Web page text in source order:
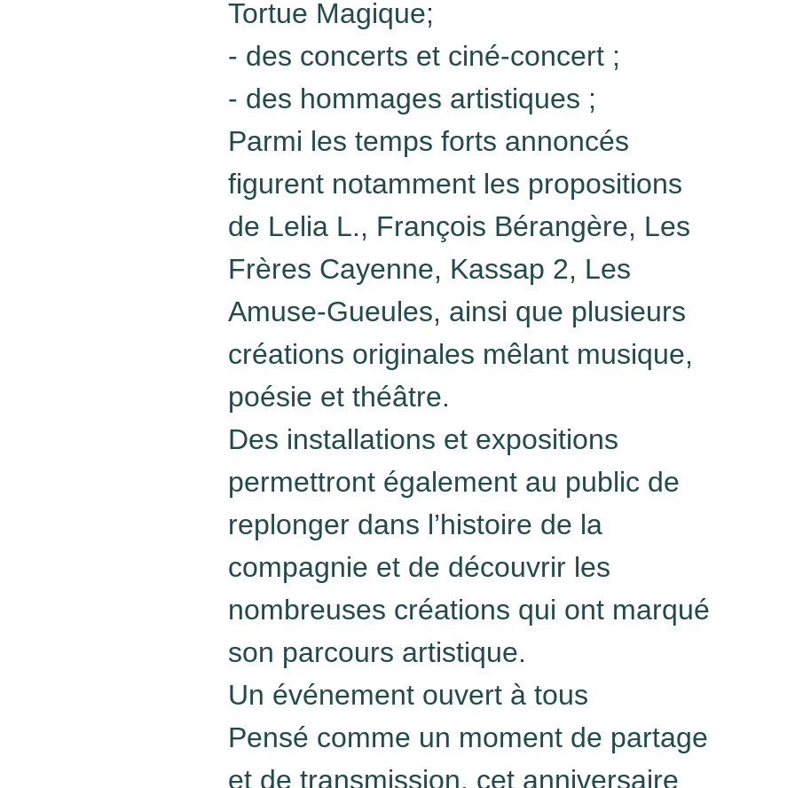
Tortue Magique;
- des concerts et ciné-concert ;
- des hommages artistiques ;
Parmi les temps forts annoncés
figurent notamment les propositions
de Lelia L., François Bérangère, Les
Frères Cayenne, Kassap 2, Les
Amuse-Gueules, ainsi que plusieurs
créations originales mêlant musique,
poésie et théâtre.
Des installations et expositions
permettront également au public de
replonger dans l’histoire de la
compagnie et de découvrir les
nombreuses créations qui ont marqué
son parcours artistique.
Un événement ouvert à tous
Pensé comme un moment de partage
et de transmission, cet anniversaire